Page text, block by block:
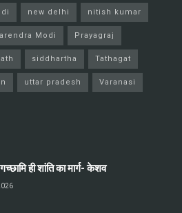
new delhi nitish kumar
Modi Prayagraj
siddhartha Tathagat
uttar pradesh Varanasi
ही शांति का मार्ग- केशव